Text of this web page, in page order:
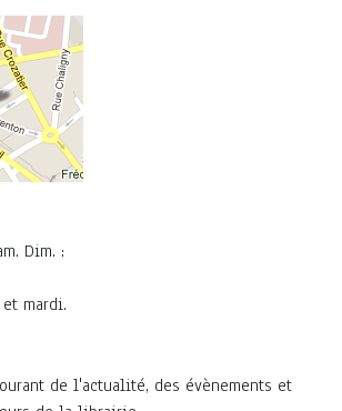
Dim. :
mardi.
de l'actualité, des évènements et